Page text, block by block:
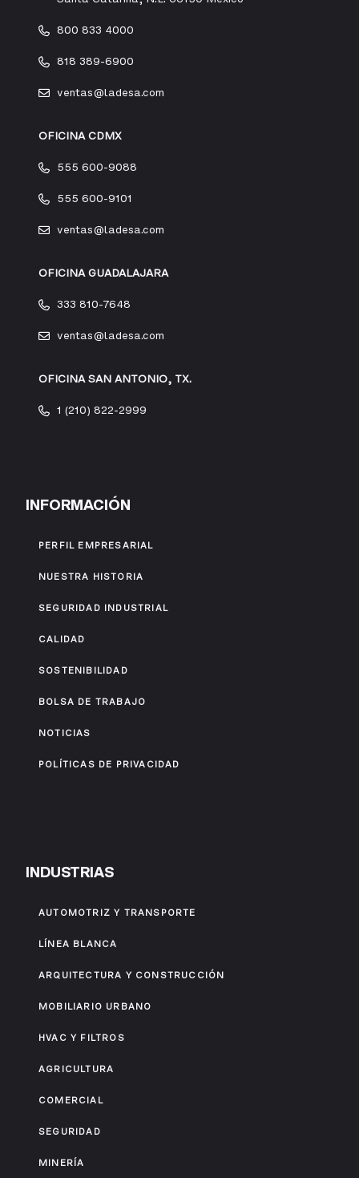
800 833 4000
818 389-6900
ventas@ladesa.com
OFICINA CDMX
555 600-9088
555 600-9101
ventas@ladesa.com
OFICINA GUADALAJARA
333 810-7648
ventas@ladesa.com
OFICINA SAN ANTONIO, TX.
1 (210) 822-2999
INFORMACIÓN
PERFIL EMPRESARIAL
NUESTRA HISTORIA
SEGURIDAD INDUSTRIAL
CALIDAD
SOSTENIBILIDAD
BOLSA DE TRABAJO
NOTICIAS
POLÍTICAS DE PRIVACIDAD
INDUSTRIAS
AUTOMOTRIZ Y TRANSPORTE
LÍNEA BLANCA
ARQUITECTURA Y CONSTRUCCIÓN
MOBILIARIO URBANO
HVAC Y FILTROS
AGRICULTURA
COMERCIAL
SEGURIDAD
MINERÍA